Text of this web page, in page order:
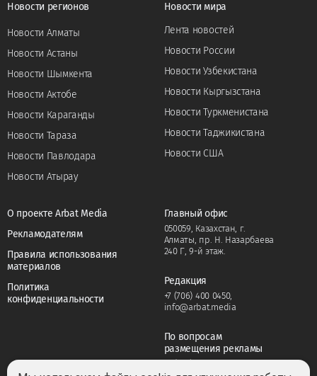
Новости регионов
Новости Алматы
Новости Астаны
Новости Шымкента
Новости Актобе
Новости Караганды
Новости Тараза
Новости Павлодара
Новости Атырау
Новости мира
Лента новостей
Новости России
Новости Узбекистана
Новости Кыргызстана
Новости Туркменистана
Новости Таджикистана
Новости США
О проекте Arbat Media
Рекламодателям
Правила использования
материалов
Политика
конфиденциальности
Главный офис
050059, Казахстан, г.
Алматы, пр. Н. Назарбаева
240 Г, 9-й этаж.
Редакция
+7 (706) 400 0450,
info@arbat.media
По вопросам
размещения рекламы